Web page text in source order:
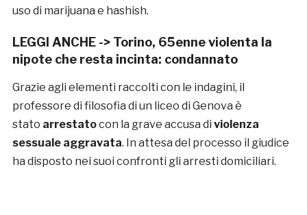
uso di marijuana e hashish.
LEGGI ANCHE -> Torino, 65enne violenta la
nipote che resta incinta: condannato
Grazie agli elementi raccolti con le indagini, il
professore di filosofia di un liceo di Genova è
stato arrestatocon la grave accusa di violenza
sessuale aggravata. In attesa del processo il giudice
ha disposto nei suoi confronti gli arresti domiciliari.